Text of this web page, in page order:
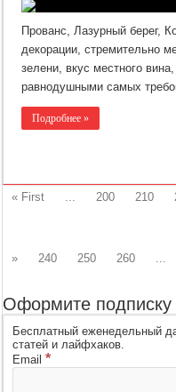
Прованс, Лазурный берег,
декорации, стремительно
зелени, вкус местного
равнодушными самых
Подробнее »
« First ... 200 210
»
240 250 260 ...
Оформите подписку
Бесплатный еженедельный
статей и лайфхаков.
Email*